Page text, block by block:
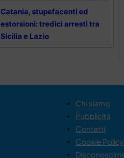
Catania, stupefacenti ed
estorsioni: tredici arresti tra
Sicilia e Lazio
Chi siamo
Pubblicità
Contatti
Cookie Policy